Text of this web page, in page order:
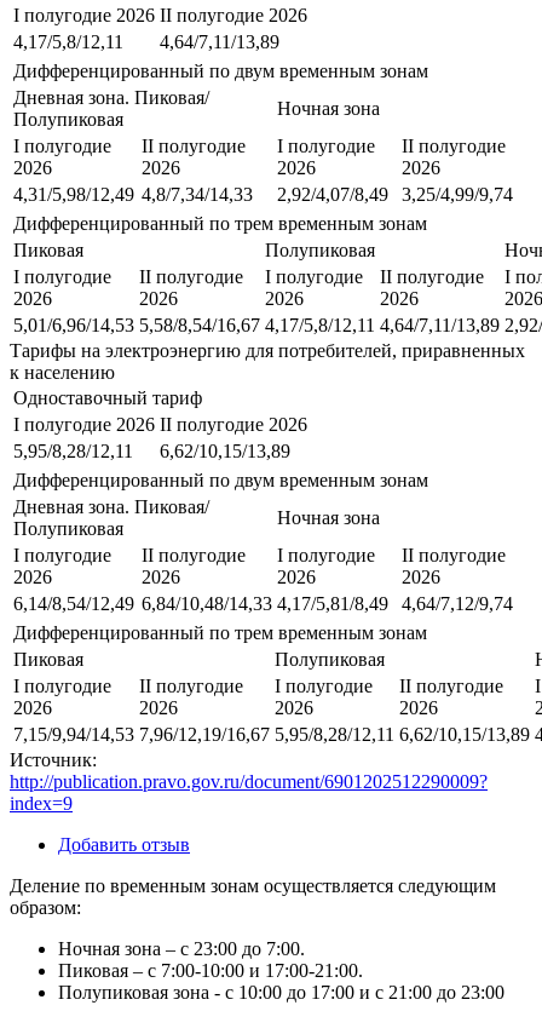
I полугодие 2026 II полугодие 2026
4,17/5,8/12,11
4,64/7,11/13,89
Дифференцированный по двум временным зонам
Дневная зона. Пиковая/
Полупиковая
Ночная зона
I полугодие
2026
II полугодие
2026
I полугодие
2026
II полугодие
2026
4,31/5,98/12,49 4,8/7,34/14,33 2,92/4,07/8,49
3,25/4,99/9,74
Дифференцированный по трем временным зонам
Пиковая
Полупиковая
I полугодие
2026
II полугодие
2026
I полугодие
2026
II полугодие
2026
I
2026
5,01/6,96/14,53 5,58/8,54/16,67 4,17/5,8/12,11 4,64/7,11/13,89
Тарифы на электроэнергию для потребителей, приравненных
к населению
Одноставочный тариф
I полугодие 2026 II полугодие 2026
5,95/8,28/12,11
6,62/10,15/13,89
Дифференцированный по двум временным зонам
Дневная зона. Пиковая/
Полупиковая
Ночная зона
I полугодие
2026
II полугодие
2026
I полугодие
2026
II полугодие
2026
6,14/8,54/12,49 6,84/10,48/14,33 4,17/5,81/8,49
4,64/7,12/9,74
Дифференцированный по трем временным зонам
Пиковая
Полупиковая
I полугодие
2026
II полугодие
2026
I полугодие
2026
II полугодие
2026
7,15/9,94/14,53 7,96/12,19/16,67 5,95/8,28/12,11 6,62/10,15/13,89
Источник:
http://publication.pravo.gov.ru/document/6901202512290009?
index=9
Добавить отзыв
Деление по временным зонам осуществляется следующим
образом:
Ночная зона – с 23:00 до 7:00.
Пиковая – с 7:00-10:00 и 17:00-21:00.
Полупиковая зона - с 10:00 до 17:00 и с 21:00 до 23:00